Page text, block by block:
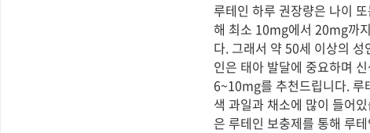
루테인 하루 권장량은 나이
해 최소 10mg에서 20mg까
다. 그래서 약 50세 이상의
인은 태아 발달에 중요하며
6~10mg를 추천드립니다. 루
색 과일과 채소에 많이 들어
은 루테인 보충제를 통해 루